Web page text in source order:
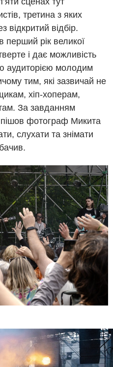
третина з яких
відкритий відбір.
перший рік великої
і дає можливість
аудиторією молодим
тим, які зазвичай не
хіп-хоперам,
За завданням
фотограф Микита
слухати та знімати